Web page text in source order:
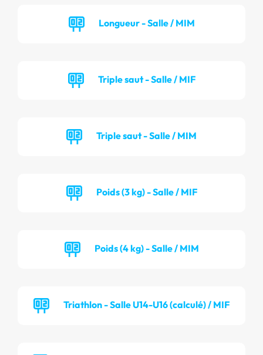
Longueur - Salle / MIM
Triple saut - Salle / MIF
Triple saut - Salle / MIM
Poids (3 kg) - Salle / MIF
Poids (4 kg) - Salle / MIM
Triathlon - Salle U14-U16 (calculé) / MIF